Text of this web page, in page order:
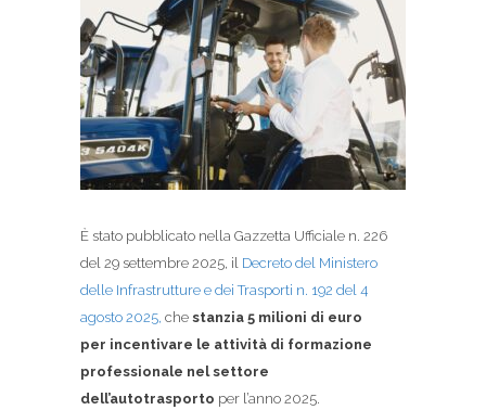
È stato pubblicato nella Gazzetta Ufficiale n. 226
del 29 settembre 2025, il Decreto del Ministero
delle Infrastrutture e dei Trasporti n. 192 del 4
agosto 2025, che stanzia 5 milioni di euro
per incentivare le attività di formazione
professionale nel settore
dell’autotrasporto per l’anno 2025.